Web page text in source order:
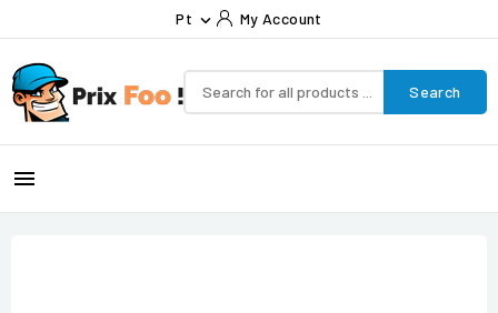
Pt  My Account
Search
